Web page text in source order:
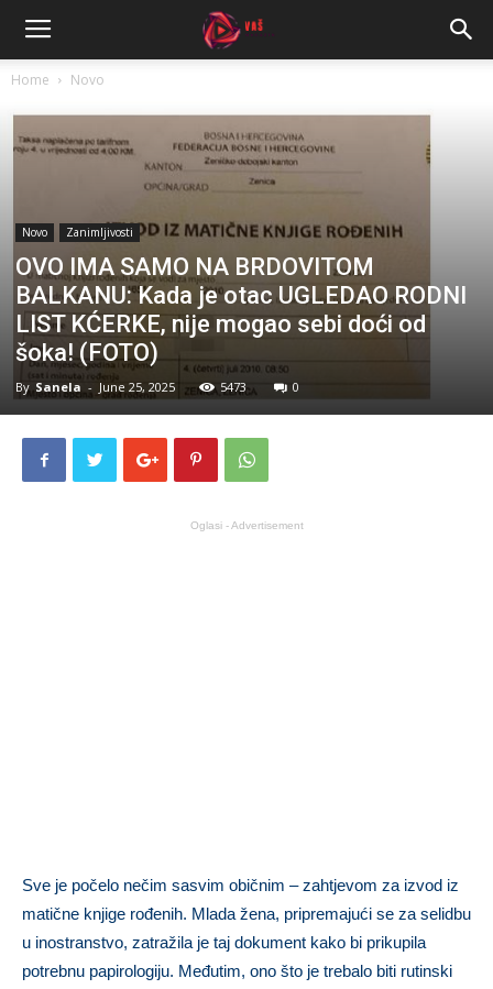
Home Novo
Novo Zanimljivosti
OVO IMA SAMO NA BRDOVITOM
BALKANU: Kada je otac UGLEDAO RODNI
LIST KĆERKE, nije mogao sebi doći od
šoka! (FOTO)
By Sanela - June 25, 2025 5473 0
Oglasi - Advertisement
Sve je počelo nečim sasvim običnim – zahtjevom za izvod iz
matične knjige rođenih. Mlada žena, pripremajući se za selidbu
u inostranstvo, zatražila je taj dokument kako bi prikupila
potrebnu papirologiju. Međutim, ono što je trebalo biti rutinski